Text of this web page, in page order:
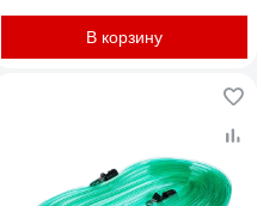
В корзину